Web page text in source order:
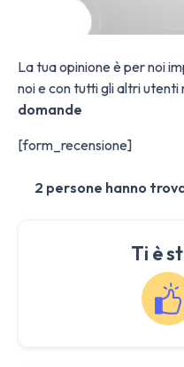
La tua opinione è per noi
noi e con tutti gli altri utenti
domande
[form_recensione]
2 persone hanno
Ti è